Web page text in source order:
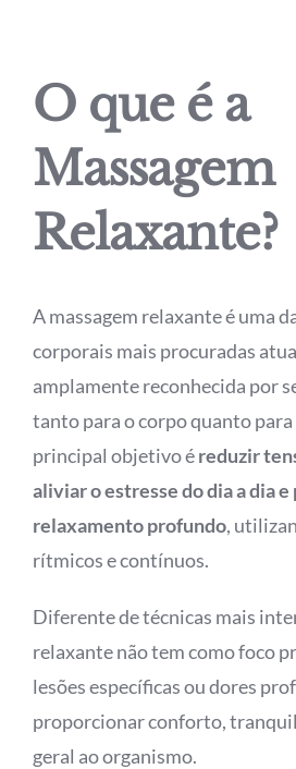
O que é a
Massagem
Relaxante?
A massagem relaxante é uma
corporais mais procuradas
amplamente reconhecida por
tanto para o corpo quanto para
principal objetivo éreduzir
aliviar o estresse do dia a dia
relaxamento profundo,
rítmicos e contínuos.
Diferente de técnicas mais
relaxante não tem como foco
lesões específicas ou dores
proporcionar conforto,
geral ao organismo.